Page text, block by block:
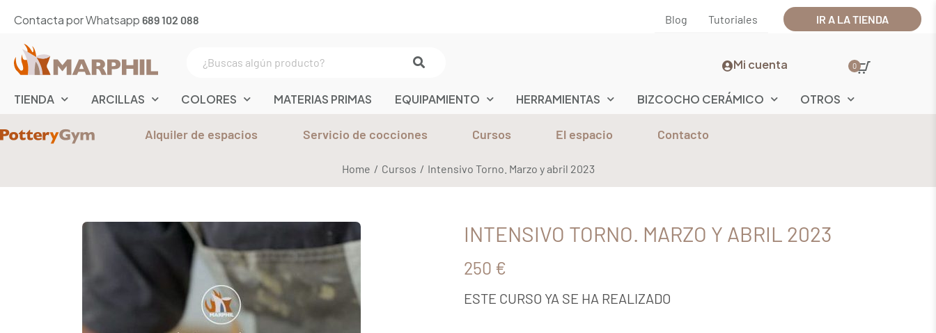
Contacta por Whatsapp 689 102 088 Blog Tutoriales IR A LA TIENDA
Mi cuenta 0
TIENDA ARCILLAS COLORES MATERIAS PRIMAS EQUIPAMIENTO HERRAMIENTAS BIZCOCHO CERÁMICO OTROS
Alquiler de espacios Servicio de cocciones Cursos El espacio Contacto
Home / Cursos / Intensivo Torno. Marzo y abril 2023
INTENSIVO TORNO. MARZO Y ABRIL 2023
250 €
ESTE CURSO YA SE HA REALIZADO